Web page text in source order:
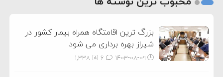
بزرگ ترین اقامتگاه همراه بیمار کشور در
شیراز بهره برداری می شود
۱۴۰۳-۰۸-۰۹ 1,338